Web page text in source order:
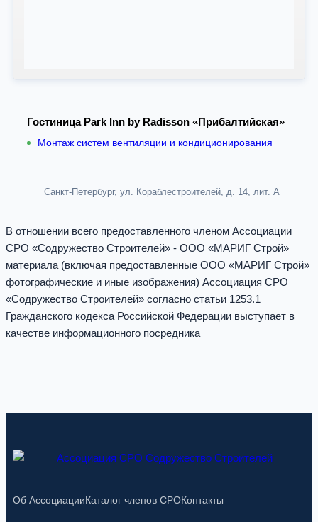
Гостиница Park Inn by Radisson «Прибалтийская»
Монтаж систем вентиляции и кондиционирования
Санкт-Петербург, ул. Кораблестроителей, д. 14, лит. А
В отношении всего предоставленного членом Ассоциации
СРО «Содружество Строителей» - ООО «МАРИГ Строй»
материала (включая предоставленные ООО «МАРИГ Строй»
фотографические и иные изображения) Ассоциация СРО
«Содружество Строителей» согласно статьи 1253.1
Гражданского кодекса Российской Федерации выступает в
качестве информационного посредника
Об АссоциацииКаталог членов СРОКонтакты